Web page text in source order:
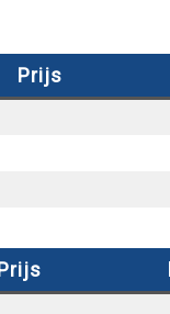
Prijs